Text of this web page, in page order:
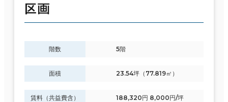
区画
階数 5階
面積 23.54坪（77.819㎡）
賃料（共益費含） 188,320円 8,000円/坪